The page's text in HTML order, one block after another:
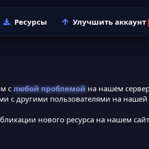
Ресурсы Улучшить аккаунт
с любой проблемойна нашем
с другими пользователями на нашей
нового ресурса на нашем